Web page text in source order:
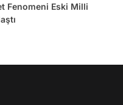
Fenomeni Eski Milli